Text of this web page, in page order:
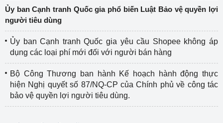
Ủy ban Cạnh tranh Quốc gia phổ biến Luật Bảo vệ quyền lợi
người tiêu dùng
Ủy ban Cạnh tranh Quốc gia yêu cầu Shopee không áp
dụng các loại phí mới đối với người bán hàng
Bộ Công Thương ban hành Kế hoạch hành động thực
hiện Nghị quyết số 87/NQ-CP của Chính phủ về công tác
bảo vệ quyền lợi người tiêu dùng.